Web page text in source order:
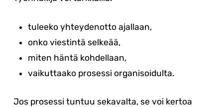
tuleeko yhteydenotto ajallaan,
onko viestintä selkeää,
miten häntä kohdellaan,
vaikuttaako prosessi organisoidulta.
Jos prosessi tuntuu sekavalta, se voi kertoa